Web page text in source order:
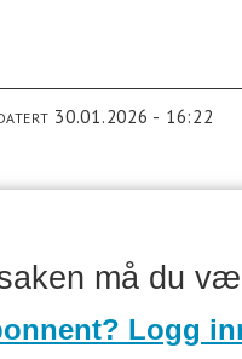
30.01.2026 - 16:22
må du
Logg